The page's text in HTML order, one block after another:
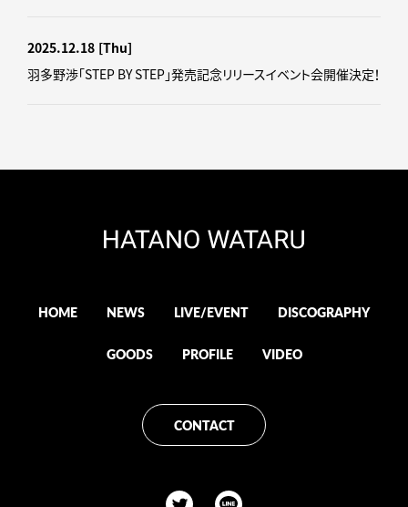
2025.12.18 [Thu]
羽多野渉「STEP BY STEP」発売記念リリースイベント会開催決定！
HOME NEWS LIVE/EVENT DISCOGRAPHY
GOODS PROFILE VIDEO
CONTACT